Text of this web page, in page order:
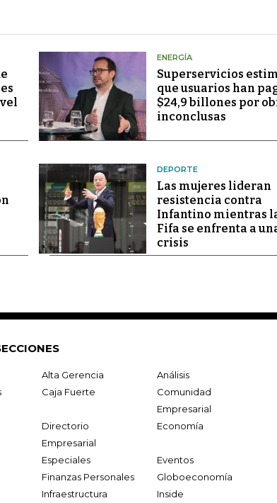
ENERGÍA
Superservicios
que usuarios han
$24,9 billones por
inconclusas
DEPORTE
Las mujeres lideran
resistencia contra
Infantino mientras
Fifa se enfrenta a
crisis
Alta Gerencia
Análisis
Caja Fuerte
Comunidad
Empresarial
Directorio
Empresarial
Economía
Especiales
Eventos
Finanzas Personales
Globoeconomía
Infraestructura Inside